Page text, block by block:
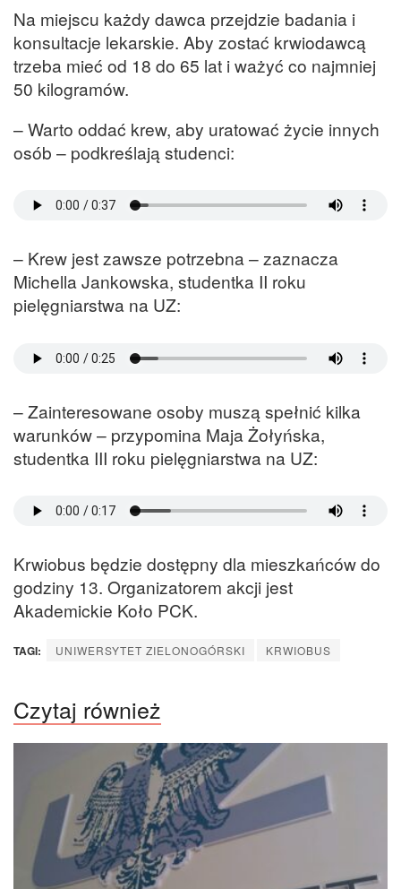
Na miejscu każdy dawca przejdzie badania i
konsultacje lekarskie. Aby zostać krwiodawcą
trzeba mieć od 18 do 65 lat i ważyć co najmniej
50 kilogramów.
– Warto oddać krew, aby uratować życie innych
osób – podkreślają studenci:
– Krew jest zawsze potrzebna – zaznacza
Michella Jankowska, studentka II roku
pielęgniarstwa na UZ:
– Zainteresowane osoby muszą spełnić kilka
warunków – przypomina Maja Żołyńska,
studentka III roku pielęgniarstwa na UZ:
Krwiobus będzie dostępny dla mieszkańców do
godziny 13. Organizatorem akcji jest
Akademickie Koło PCK.
TAGI: UNIWERSYTET ZIELONOGÓRSKI KRWIOBUS
Czytaj również